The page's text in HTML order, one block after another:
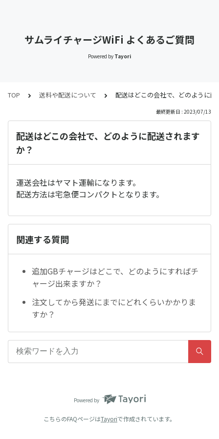
サムライチャージWiFi よくあるご質問
Powered by Tayori
TOP 送料や配送について 配送はどこの会社で、どのように
最終更新日 : 2023/07/13
配送はどこの会社で、どのように配送されます
か？
運送会社はヤマト運輸になります。
配送方法は宅急便コンパクトとなります。
関連する質問
追加GBチャージはどこで、どのようにすればチ
ャージ出来ますか？
注文してから発送にまでにどれくらいかかりま
すか？
Powered by
こちらのFAQページはTayoriで作成されています。